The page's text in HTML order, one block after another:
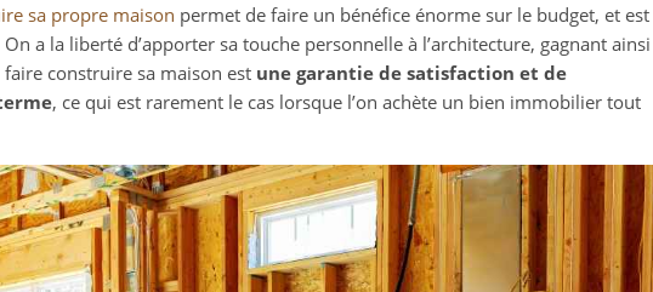
sa propre maison permet de faire un bénéfice énorme sur le budget, et est
a la liberté d’apporter sa touche personnelle à l’architecture, gagnant ainsi
construire sa maison est une garantie de satisfaction et de
, ce qui est rarement le cas lorsque l’on achète un bien immobilier tout